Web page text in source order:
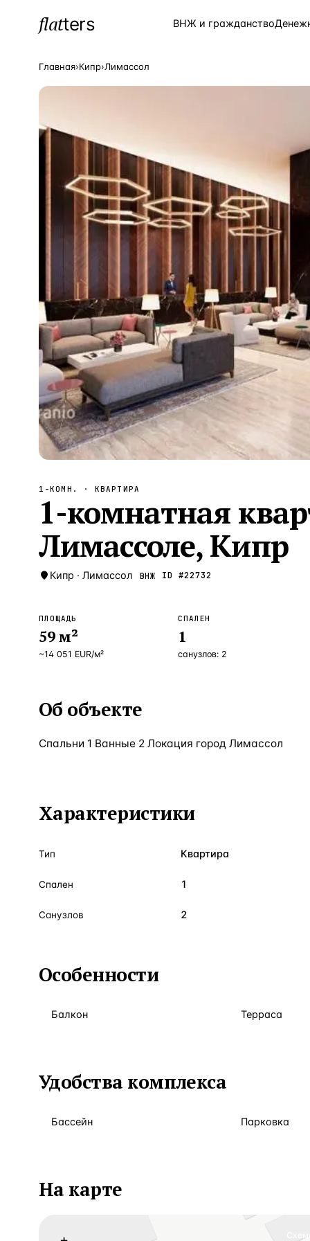
flatters ВНЖ и гражданство
Турция
Страна
Испания Страна
Страна
Сочи Локация
Алания —Локация
Бангкок —Локация
Новороссийск Локация
Стамбул —Локация
Анталия —Локация
Главная›Кипр›Лимассол
1-КОМН. · КВАРТИРА
1-комнатная
Лимассоле, Кипр
Кипр · Лимассол ВНЖ ID #22732
ПЛОЩАДЬ
59м²
~14 051 EUR/м²
СПАЛЕН
1
санузлов: 2
Об объекте
Спальни 1 Ванные 2 Локация город Лимассол
Характеристики
Тип Квартира
Спален 1
Санузлов 2
Особенности
Балкон Терраса
Удобства комплекса
Бассейн Парковка
На карте